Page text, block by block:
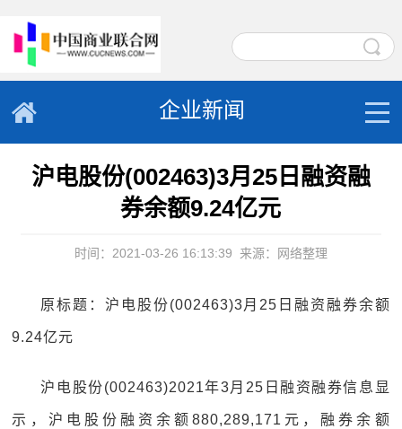
企业新闻
沪电股份(002463)3月25日融资融
券余额9.24亿元
时间：2021-03-26 16:13:39 来源：网络整理
原标题：沪电股份(002463)3月25日融资融券余额
9.24亿元
沪电股份(002463)2021年3月25日融资融券信息显
示，沪电股份融资余额880,289,171元，融券余额